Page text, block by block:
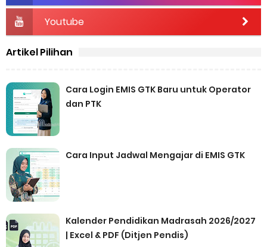
Youtube
Artikel Pilihan
Cara Login EMIS GTK Baru untuk Operator
dan PTK
Cara Input Jadwal Mengajar di EMIS GTK
Kalender Pendidikan Madrasah 2026/2027
| Excel & PDF (Ditjen Pendis)